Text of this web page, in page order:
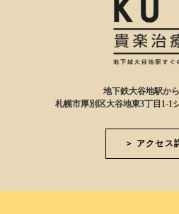
地下鉄大谷地駅か
札幌市厚別区大谷地東3丁目1-1
＞ アクセス